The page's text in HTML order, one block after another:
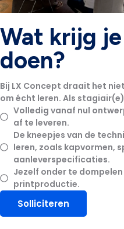
Wat krijg
doen?
Bij LX Concept draait het
om écht leren. Als
Volledig vanaf nul
af te leveren.
De kneepjes van de
leren, zoals kapvormen,
aanleverspecificaties.
Jezelf onder te
printproductie.
Solliciteren